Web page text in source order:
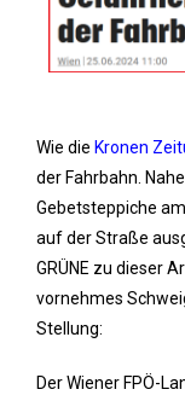
Wie die Kronen
der Fahrbahn.
Gebetsteppiche
auf der Straße
GRÜNE zu dieser
vornehmes
Stellung:
Der Wiener FPÖ-